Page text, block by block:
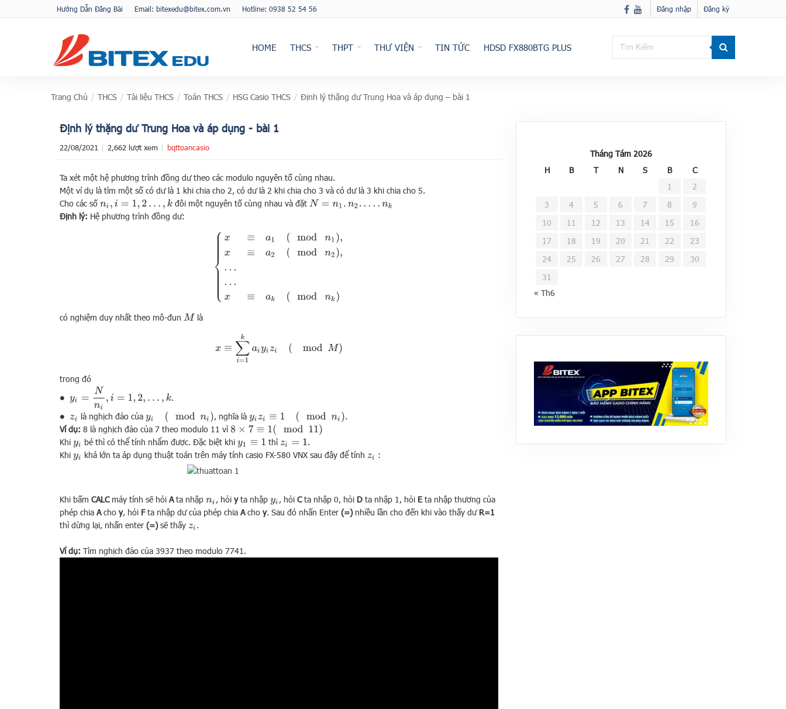
Hướng Dẫn Đăng Bài Email: bitexedu@bitex.com.vn Hotline: 0938 52 54 56 Đăng nhập Đăng ký
HOME THCS THPT THƯ VIỆN TIN TỨC HDSD FX880BTG PLUS
Trang Chủ / THCS / Tài liệu THCS / Toán THCS / HSG Casio THCS / Định lý thặng dư Trung Hoa và áp dụng – bài 1
Định lý thặng dư Trung Hoa và áp dụng - bài 1
22/08/2021 2,662 lượt xem bqttoancasio
Ta xét một hệ phương trình đồng dư theo các modulo nguyên tố cùng nhau.
Một ví dụ là tìm một số có dư là 1 khi chia cho 2, có dư là 2 khi chia cho 3 và có dư là 3 khi chia cho 5.
Cho các số ni,=1 ,2…,k đôi một nguyên tố cùng nhau và đặt N= n1 n2 ….nk
Định lý: Hệ phương trình đồng dư:
{x ≡a mod 1),x 2 mod n ),… …x
có nghiệm duy nhất theo mô-đun M là
x≡
trong đó
∙
,i=
.
∙
zi là nghịch đảo của yi( mod i) , nghĩa là yizi≡ 1(mod )
.
Ví dụ: 8 là nghịch đảo của 7 theo modulo 11 vì 8 ×7 ≡1 (mod 11)
Khi yi bé thì có thể tính nhẩm được. Đặc biệt khi y1 ≡1 thì zi= 1
.
Khi yi khá lớn ta áp dụng thuật toán trên máy tính casio FX-580 VNX sau đây để tính zi :
Khi bấm CALC máy tính sẽ hỏi Ata nhập ni , hỏi yta nhập yi , hỏi Cta nhập 0, hỏi Dta nhập 1, hỏi Eta nhập thương của
phép chia Acho y, hỏi Fta nhập dư của phép chia Acho y. Sau đó nhấn Enter (=)nhiều lần cho đến khi vào thấy dư R=1
thì dừng lại, nhấn enter (=)sẽ thấy zi .
Ví dụ: Tìm nghịch đảo của 3937 theo modulo 7741.
Tháng Tám 2026
H
B T N S B
C
1
2
3
4 5 6 7 8
9
10
11 12 13 14 15
16
17
18 19 20 21 22
23
24
25 26 27 28 29
30
31
« Th6